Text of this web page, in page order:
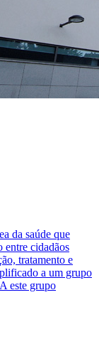
da saúde que
entre cidadãos
tratamento e
a um grupo
este grupo